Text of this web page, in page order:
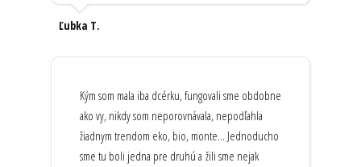
Ľubka T.
Kým som mala iba dcérku, fungovali sme obdobne
ako vy, nikdy som neporovnávala, nepodľahla
žiadnym trendom eko, bio, monte... Jednoducho
sme tu boli jedna pre druhú a žili sme nejak